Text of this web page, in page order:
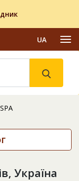
UA
Україна